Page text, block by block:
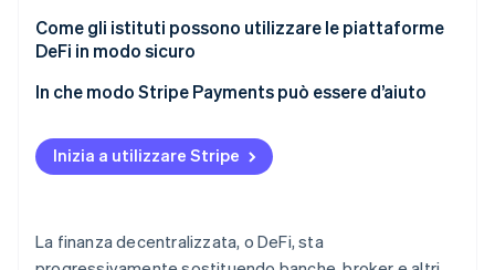
Come gli istituti possono utilizzare le piattaforme
DeFi in modo sicuro
Pool con autorizzazione o whitelist
On-ramp e custodi regolamentati
Integrazione di stablecoin e pagamenti
Partecipazione alla governance
In che modo Stripe Payments può essere d’aiuto
Inizia a utilizzare Stripe
La finanza decentralizzata, o DeFi, sta